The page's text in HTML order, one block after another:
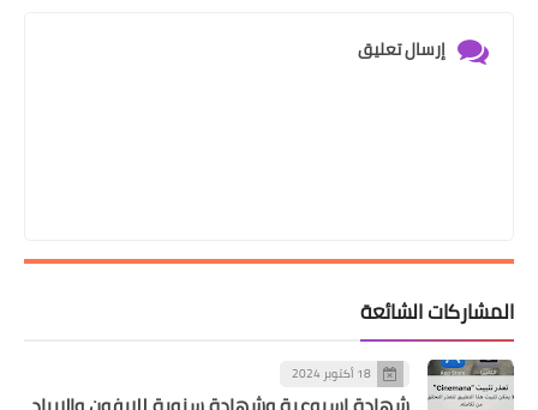
إرسال تعليق
المشاركات الشائعة
18 أكتوبر 2024